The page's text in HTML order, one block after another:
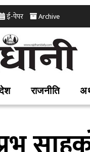
ई-पेपर Archive
राजनीति